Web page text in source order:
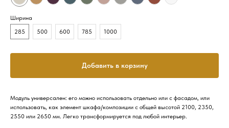
Ширина
285
500 600 785 1000
Добавить в корзину
Модуль универсален: его можно использовать отдельно или с фасадом, или
использовать, как элемент шкафа/композиции с общей высотой 2100, 2350,
2550 или 2650 мм. Легко трансформируется под любой интерьер.